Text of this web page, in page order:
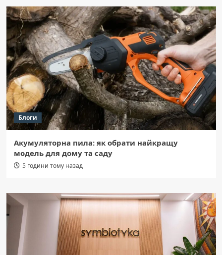
Блоги
Акумуляторна пила: як обрати найкращу
модель для дому та саду
5 години тому назад